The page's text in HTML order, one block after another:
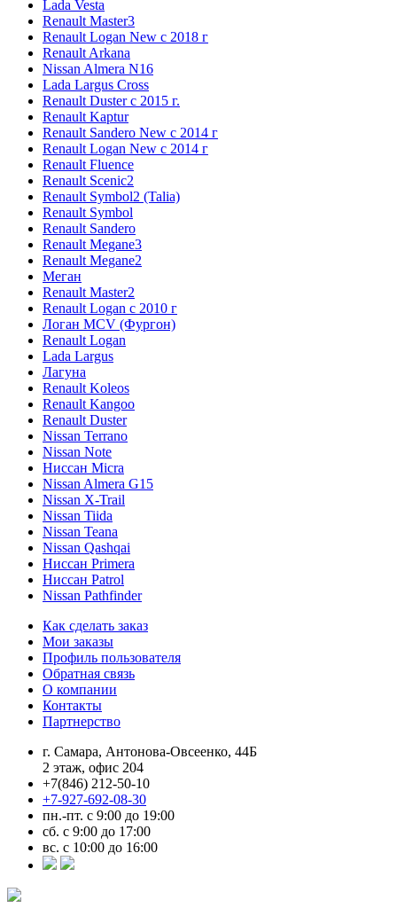
Lada Vesta
Renault Master3
Renault Logan New с 2018 г
Renault Arkana
Nissan Almera N16
Lada Largus Cross
Renault Duster с 2015 г.
Renault Kaptur
Renault Sandero New с 2014 г
Renault Logan New с 2014 г
Renault Fluence
Renault Scenic2
Renault Symbol2 (Talia)
Renault Symbol
Renault Sandero
Renault Megane3
Renault Megane2
Меган
Renault Master2
Renault Logan c 2010 г
Логан МСV (Фургон)
Renault Logan
Lada Largus
Лагуна
Renault Koleos
Renault Kangoo
Renault Duster
Nissan Terrano
Nissan Note
Ниссан Micra
Nissan Almera G15
Nissan X-Trail
Nissan Tiida
Nissan Teana
Nissan Qashqai
Ниссан Primera
Ниссан Patrol
Nissan Pathfinder
Как сделать заказ
Мои заказы
Профиль пользователя
Обратная связь
О компании
Контакты
Партнерство
г. Самара, Антонова-Овсеенко, 44Б
2 этаж, офис 204
+7(846) 212-50-10
+7-927-692-08-30
пн.-пт. с 9:00 до 19:00
сб. с 9:00 до 17:00
вс. с 10:00 до 16:00